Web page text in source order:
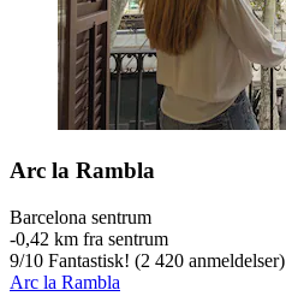
Arc la Rambla
Barcelona sentrum
‐0,42 km fra sentrum
9/10 Fantastisk! (2 420 anmeldelser)
Arc la Rambla